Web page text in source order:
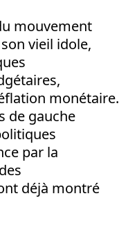
mouvement
vieil idole,
monétaire.
de gauche
par la
déjà montré